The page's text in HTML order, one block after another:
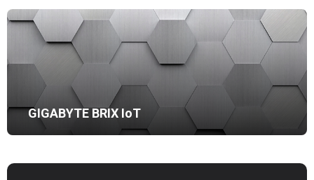
GIGABYTE BRIX IoT